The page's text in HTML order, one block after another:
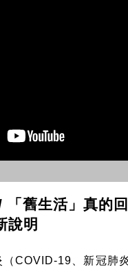
「舊生活」真的
說明
（COVID-19、新冠肺